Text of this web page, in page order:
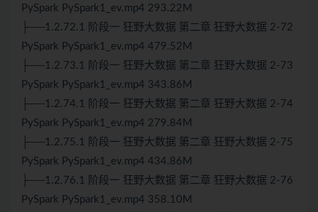
PySpark PySpark1_ev.mp4 293.22M
├──1.2.72.1 阶段一 狂野大数据 第二章 狂野大数据 2-72
PySpark PySpark1_ev.mp4 479.52M
├──1.2.73.1 阶段一 狂野大数据 第二章 狂野大数据 2-73
PySpark PySpark1_ev.mp4 343.86M
├──1.2.74.1 阶段一 狂野大数据 第二章 狂野大数据 2-74
PySpark PySpark1_ev.mp4 279.84M
├──1.2.75.1 阶段一 狂野大数据 第二章 狂野大数据 2-75
PySpark PySpark1_ev.mp4 434.86M
├──1.2.76.1 阶段一 狂野大数据 第二章 狂野大数据 2-76
PySpark PySpark1_ev.mp4 358.10M